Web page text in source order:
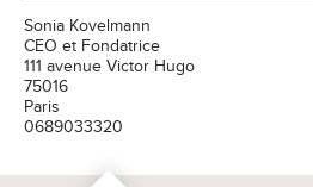
Sonia Kovelmann
CEO et Fondatrice
111 avenue Victor Hugo
75016
Paris
0689033320